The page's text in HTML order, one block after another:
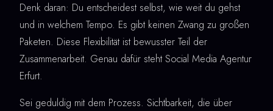
Denk daran: Du entscheidest selbst, wie weit du gehst
und in welchem Tempo. Es gibt keinen Zwang zu großen
Paketen. Diese Flexibilität ist bewusster Teil der
Zusammenarbeit. Genau dafür steht Social Media Agentur
Erfurt.
Sei geduldig mit dem Prozess. Sichtbarkeit, die über